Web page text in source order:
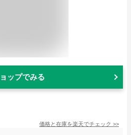
ップでみる
価格と在庫を楽天でチェック >>